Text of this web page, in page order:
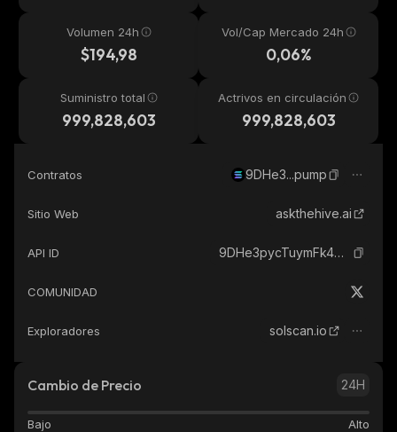
Volumen 24h
$194,98
Vol/Cap Mercado 24h
0,06%
Suministro total
999,828,603
Actrivos en circulación
999,828,603
Contratos 9DHe3...pump
Sitio Web askthehive.ai
API ID 9DHe3pycTuymFk4H4bbPoAJ4hQrr2kaLDF6J6aAKpump_solana
COMUNIDAD
Exploradores solscan.io
Cambio de Precio 24H
Bajo Alto